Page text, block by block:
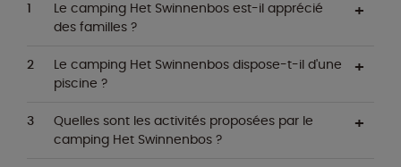
Le camping Het Swinnenbos est-il apprécié
des familles ?
Le camping Het Swinnenbos dispose-t-il d'une
piscine ?
Quelles sont les activités proposées par le
camping Het Swinnenbos ?